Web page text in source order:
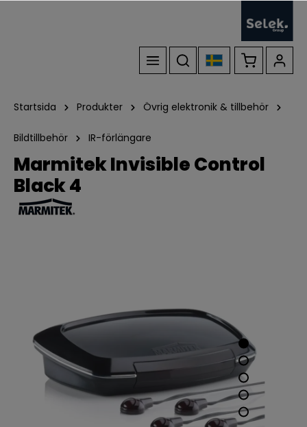
Startsida Produkter Övrig elektronik & tillbehör
Bildtillbehör IR-förlängare
Marmitek Invisible Control
Black 4